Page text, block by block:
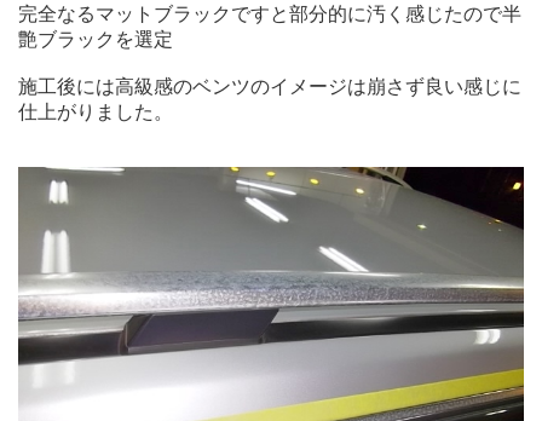
完全なるマットブラックですと部分的に汚く感じたので半
艶ブラックを選定
施工後には高級感のベンツのイメージは崩さず良い感じに
仕上がりました。